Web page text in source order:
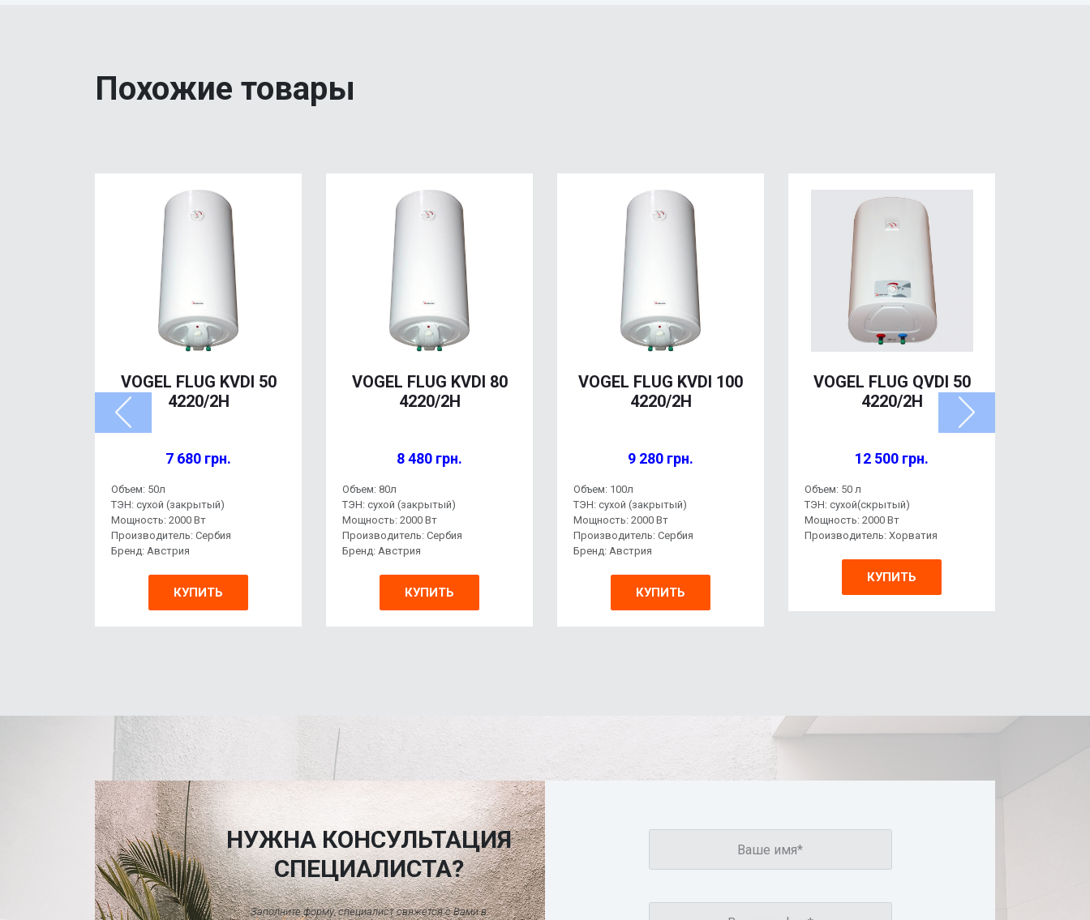
Похожие товары
VOGEL FLUG KVDI 50
4220/2H
7 680 грн.
Объем: 50л
ТЭН: сухой (закрытый)
Мощность: 2000 Вт
Производитель: Сербия
Бренд: Австрия
КУПИТЬ
VOGEL FLUG KVDI 80
4220/2H
8 480 грн.
Объем: 80л
ТЭН: сухой (закрытый)
Мощность: 2000 Вт
Производитель: Сербия
Бренд: Австрия
КУПИТЬ
VOGEL FLUG KVDI 100
4220/2H
9 280 грн.
Объем: 100л
ТЭН: сухой (закрытый)
Мощность: 2000 Вт
Производитель: Сербия
Бренд: Австрия
КУПИТЬ
VOGEL FLUG QVDI 50
4220/2H
12 500 грн.
Объем: 50 л
ТЭН: сухой(скрытый)
Мощность: 2000 Вт
Производитель: Хорватия
КУПИТЬ
НУЖНА КОНСУЛЬТАЦИЯ
СПЕЦИАЛИСТА?
Заполните форму, специалист свяжется с Вами в